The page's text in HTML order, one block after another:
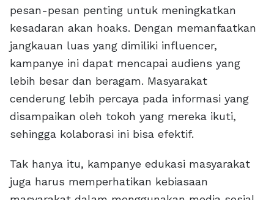
pesan-pesan penting untuk meningkatkan
kesadaran akan hoaks. Dengan memanfaatkan
jangkauan luas yang dimiliki influencer,
kampanye ini dapat mencapai audiens yang
lebih besar dan beragam. Masyarakat
cenderung lebih percaya pada informasi yang
disampaikan oleh tokoh yang mereka ikuti,
sehingga kolaborasi ini bisa efektif.
Tak hanya itu, kampanye edukasi masyarakat
juga harus memperhatikan kebiasaan